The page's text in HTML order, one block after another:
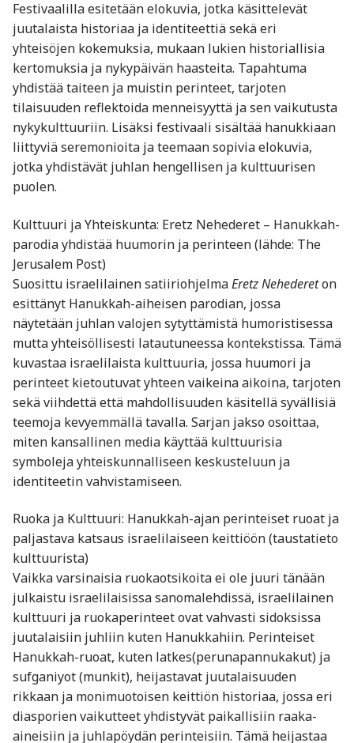
Festivaalilla esitetään elokuvia, jotka käsittelevät
juutalaista historiaa ja identiteettiä sekä eri
yhteisöjen kokemuksia, mukaan lukien historiallisia
kertomuksia ja nykypäivän haasteita. Tapahtuma
yhdistää taiteen ja muistin perinteet, tarjoten
tilaisuuden reflektoida menneisyyttä ja sen vaikutusta
nykykulttuuriin. Lisäksi festivaali sisältää hanukkiaan
liittyviä seremonioita ja teemaan sopivia elokuvia,
jotka yhdistävät juhlan hengellisen ja kulttuurisen
puolen.
Kulttuuri ja Yhteiskunta: Eretz Nehederet – Hanukkah-
parodia yhdistää huumorin ja perinteen (lähde: The
Jerusalem Post)
Suosittu israelilainen satiiriohjelmaEretz Nehedereton
esittänyt Hanukkah-aiheisen parodian, jossa
näytetään juhlan valojen sytyttämistä humoristisessa
mutta yhteisöllisesti latautuneessa kontekstissa. Tämä
kuvastaa israelilaista kulttuuria, jossa huumori ja
perinteet kietoutuvat yhteen vaikeina aikoina, tarjoten
sekä viihdettä että mahdollisuuden käsitellä syvällisiä
teemoja kevyemmällä tavalla. Sarjan jakso osoittaa,
miten kansallinen media käyttää kulttuurisia
symboleja yhteiskunnalliseen keskusteluun ja
identiteetin vahvistamiseen.
Ruoka ja Kulttuuri: Hanukkah-ajan perinteiset ruoat ja
paljastava katsaus israelilaiseen keittiöön (taustatieto
kulttuurista)
Vaikka varsinaisia ruokaotsikoita ei ole juuri tänään
julkaistu israelilaisissa sanomalehdissä, israelilainen
kulttuuri ja ruokaperinteet ovat vahvasti sidoksissa
juutalaisiin juhliin kuten Hanukkahiin. Perinteiset
Hanukkah-ruoat, kuten latkes(perunapannukakut) ja
sufganiyot (munkit), heijastavat juutalaisuuden
rikkaan ja monimuotoisen keittiön historiaa, jossa eri
diasporien vaikutteet yhdistyvät paikallisiin raaka-
aineisiin ja juhlapöydän perinteisiin. Tämä heijastaa